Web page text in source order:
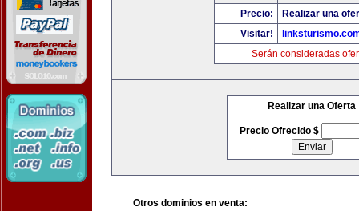
Precio:
Realizar una
Visitar!
Serán consideradas
Realizar una Oferta
Precio Ofrecido $
Otros dominios en venta: